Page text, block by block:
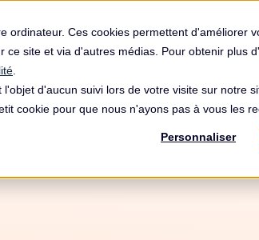
ordinateur. Ces cookies permettent d'améliorer
ce site et via d'autres médias. Pour obtenir plus
d'aucun suivi lors de votre visite sur notre
cookie pour que nous n'ayons pas à vous les
Personnaliser
Produits Solutions